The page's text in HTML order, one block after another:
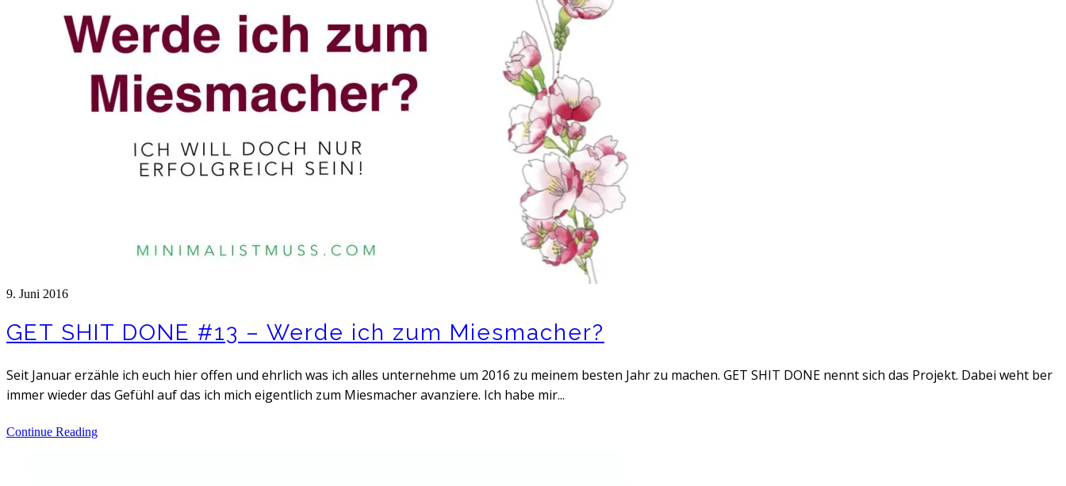
9. Juni 2016
GET SHIT DONE #13 – Werde ich zum Miesmacher?
Seit Januar erzähle ich euch hier offen und ehrlich was ich alles unternehme um 2016 zu meinem besten Jahr zu machen. GET SHIT DONE nennt sich das Projekt. Dabei weht ber
immer wieder das Gefühl auf das ich mich eigentlich zum Miesmacher avanziere. Ich habe mir...
Continue Reading